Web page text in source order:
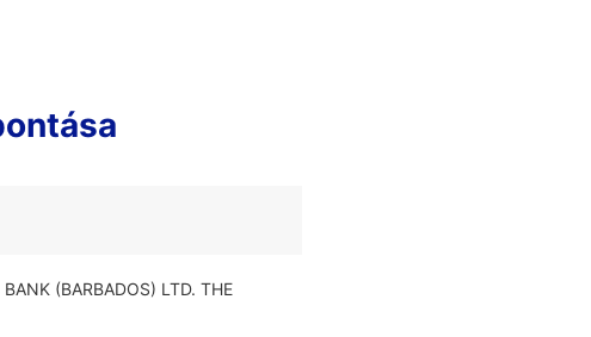
(BARBADOS) LTD. THE